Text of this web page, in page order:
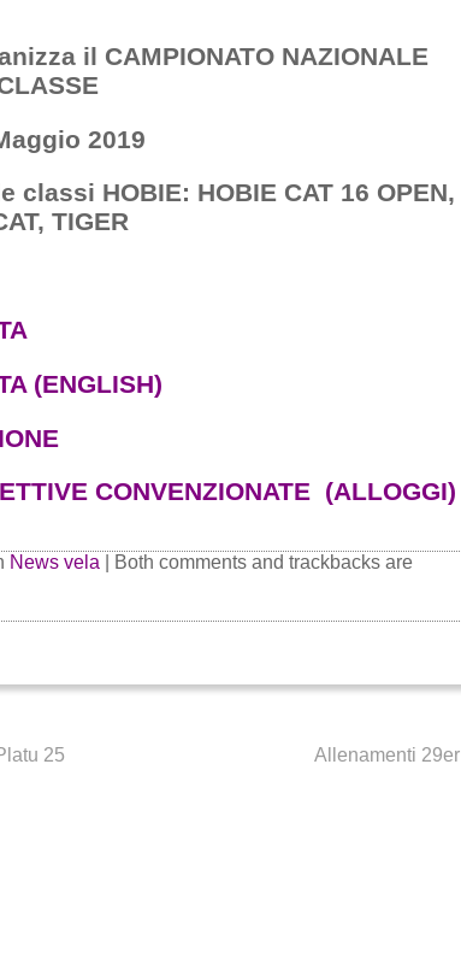
il CAMPIONATO NAZIONALE
2019
classi HOBIE: HOBIE CAT 16 OPEN,
TIGER
(ENGLISH)
CONVENZIONATE (ALLOGGI)
News vela
Both comments and trackbacks are
25 Allenamenti 29er